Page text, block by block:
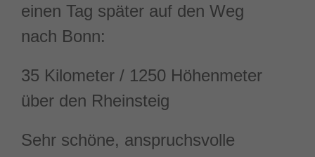
einen Tag später auf den Weg
nach Bonn:
35 Kilometer / 1250 Höhenmeter
über den Rheinsteig
Sehr schöne, anspruchsvolle